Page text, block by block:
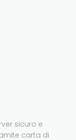
sicuro e
carta di